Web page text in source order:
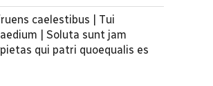
caelestibus | Tui
| Soluta sunt jam
qui patri quoequalis es